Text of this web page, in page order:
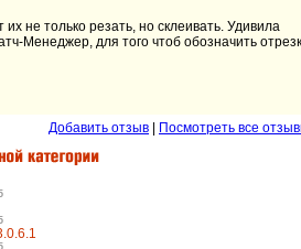
не только резать, но склеивать. Удивила
Менеджер, для того чтоб обозначить
Добавить отзыв
Посмотреть все